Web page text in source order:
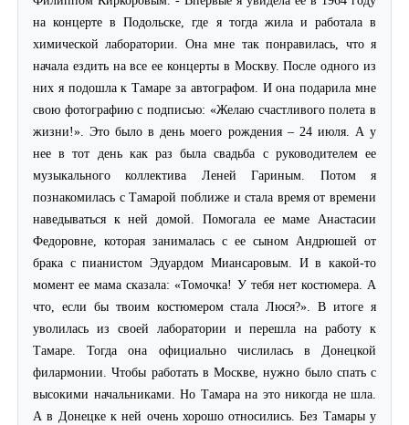
на концерте в Подольске, где я тогда жила и работала в
химической лаборатории. Она мне так понравилась, что я
начала ездить на все ее концерты в Москву. После одного из
них я подошла к Тамаре за автографом. И она подарила мне
свою фотографию с подписью: «Желаю счастливого полета в
жизни!». Это было в день моего рождения – 24 июля. А у
нее в тот день как раз была свадьба с руководителем ее
музыкального коллектива Леней Гариным. Потом я
познакомилась с Тамарой поближе и стала время от времени
наведываться к ней домой. Помогала ее маме Анастасии
Федоровне, которая занималась с ее сыном Андрюшей от
брака с пианистом Эдуардом Миансаровым. И в какой-то
момент ее мама сказала: «Томочка! У тебя нет костюмера. А
что, если бы твоим костюмером стала Люся?». В итоге я
уволилась из своей лаборатории и перешла на работу к
Тамаре. Тогда она официально числилась в Донецкой
филармонии. Чтобы работать в Москве, нужно было спать с
высокими начальниками. Но Тамара на это никогда не шла.
А в Донецке к ней очень хорошо относились. Без Тамары у